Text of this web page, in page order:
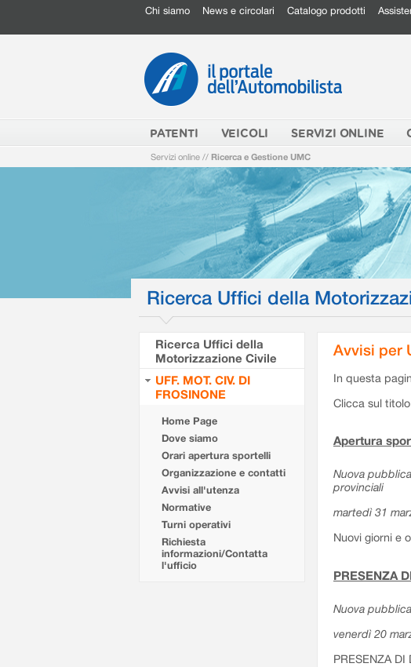
Chi siamo News e circolari Catalogo prodotti
PATENTI VEICOLI SERVIZI ONLINE
Servizi online // Ricerca e Gestione UMC
Ricerca Uffici della
Ricerca Uffici della
Motorizzazione Civile
UFF. MOT. CIV. DI
FROSINONE
Home Page
Dove siamo
Orari apertura sportelli
Organizzazione e contatti
Avvisi all'utenza
Normative
Turni operativi
Richiesta
informazioni/Contatta
l'ufficio
Avvisi per
In questa
Clicca sul
Apertura
Nuova
provinciali
martedì 31
Nuovi giorni e
PRESENZA
Nuova
venerdì 20
PRESENZA DI